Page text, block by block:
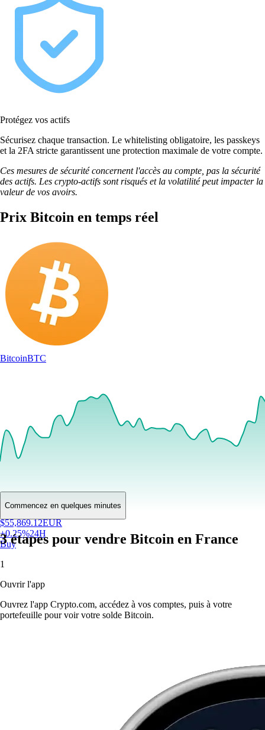
Protégez vos actifs
Sécurisez chaque transaction. Le whitelisting obligatoire, les passkeys
et la 2FA stricte garantissent une protection maximale de votre compte.
Ces mesures de sécurité concernent l'accès au compte, pas la sécurité
des actifs. Les crypto-actifs sont risqués et la volatilité peut impacter la
valeur de vos avoirs.
Prix Bitcoin en temps réel
BitcoinBTC
$55,869.12EUR
+0.25%24H
Buy
Commencez en quelques minutes
3 étapes pour vendre Bitcoin en France
1
Ouvrir l'app
Ouvrez l'app Crypto.com, accédez à vos comptes, puis à votre
portefeuille pour voir votre solde Bitcoin.